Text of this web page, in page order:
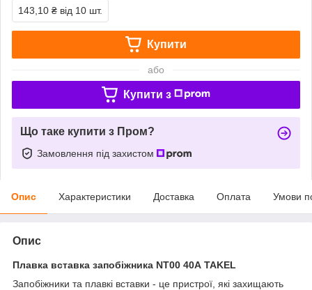
143,10 ₴ від 10 шт.
Купити
або
Купити з
Що таке купити з Пром?
Замовлення під захистом
Опис Характеристики Доставка Оплата Умови
Опис
Плавка вставка запобіжника NT00 40А TAKEL
Запобіжники та плавкі вставки - це пристрої, які захищають